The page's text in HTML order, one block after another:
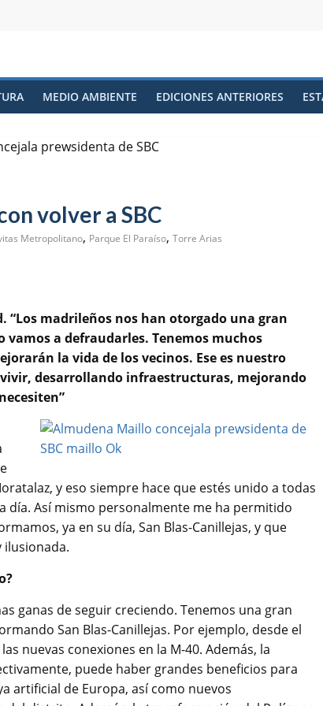
MEDIO AMBIENTE EDICIONES ANTERIORES
volver a SBC
Metropolitano, Parque El Paraíso, Torre Arias
madrileños nos han otorgado una gran
vamos a defraudarles. Tenemos muchos
la vida de los vecinos. Ese es nuestro
desarrollando infraestructuras, mejorando
y eso siempre hace que estés unido a todas
día. Así mismo personalmente me ha permitido
ya en su día, San Blas-Canillejas, y que
ilusionada.
ganas de seguir creciendo. Tenemos una gran
San Blas-Canillejas. Por ejemplo, desde el
nuevas conexiones en la M-40. Además, la
puede haber grandes beneficios para
artificial de Europa, así como nuevos